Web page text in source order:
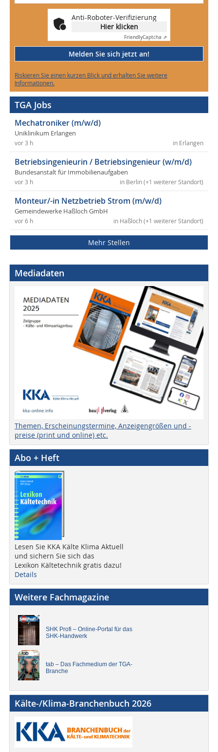
Anti-Roboter-Verifizierung
Hier klicken
FriendlyCaptcha ⇗
Melden Sie sich jetzt an!
Riskieren Sie einen kurzen Blick und erhalten Sie weitere
Informationen.
TGA Jobs
Mechatroniker (m/w/d)
Uniklinikum Erlangen
in Erlangen
vor 3 h
Betriebsingenieurin / Betriebsingenieur (w/m/d)
Bundesanstalt für Immobilienaufgaben
in Berlin (+1 weiterer Standort)
vor 3 h
Monteur/-in Netzbetrieb Strom (m/w/d)
Gemeindewerke Haßloch GmbH
in Haßloch (+1 weiterer Standort)
vor 6 h
Mehr Stellen
Mediadaten
Themen, Erscheinungstermine, Anzeigengrößen und -
preise (print und online) etc.
Abo + Heft
Lesen Sie KKA Kälte Klima Aktuell
und sichern Sie sich das
Lexikon Kältetechnik gratis dazu!
Details
Weitere Fachmagazine
SHK Profi – Online-Portal für das
SHK-Handwerk
tab – Das Fachmedium der TGA-
Branche
Kälte-/Klima-Branchenbuch 2026